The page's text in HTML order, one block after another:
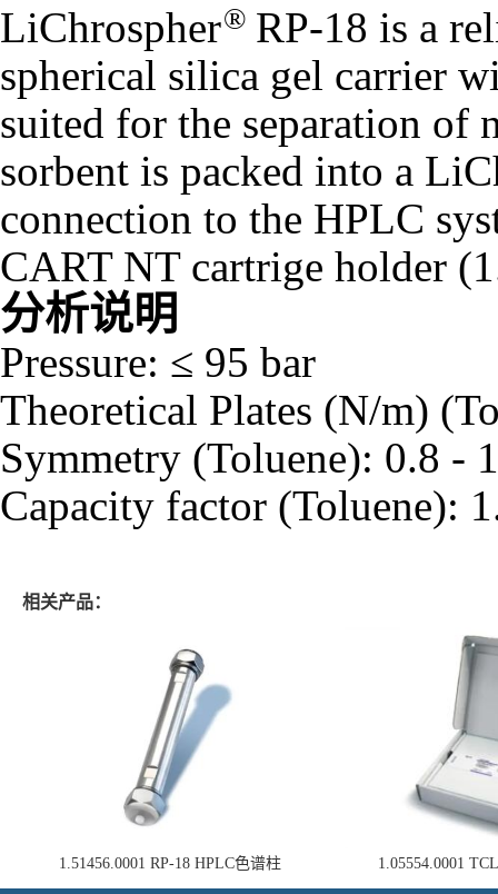
LiChrospher®RP-18 is a
spherical silica gel carrier
suited for the separation of
sorbent is packed into a
connection to the HPLC
CART NT cartrige holder
分析说明
Pressure: ≤ 95 bar
Theoretical Plates (N/m)
Symmetry (Toluene): 0.8 -
Capacity factor (Toluene):
相关产品：
1.51456.0001 RP-18 HPLC色谱柱 1.05554.0001